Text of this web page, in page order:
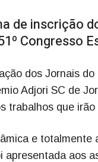
de inscrição
Congresso
dos Jornais
Adjori SC de
trabalhos que
e totalmente
apresentada aos